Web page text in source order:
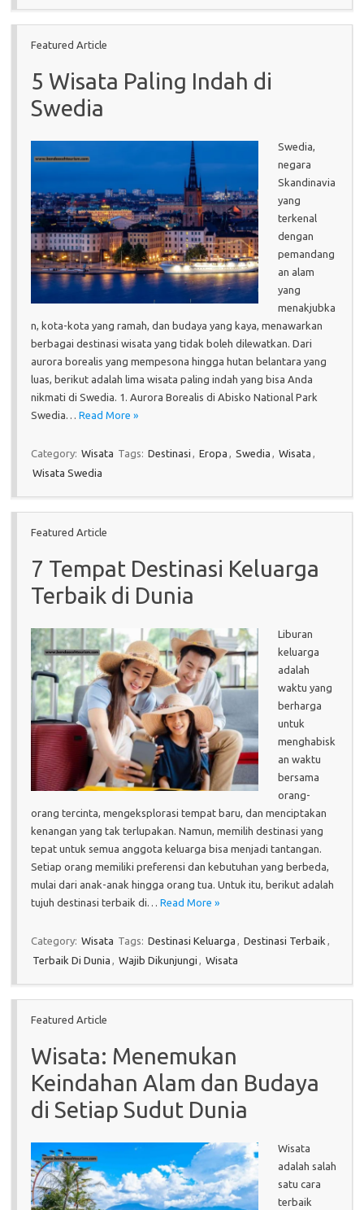
Featured Article
5 Wisata Paling Indah di
Swedia
Swedia,
negara
Skandinavia
yang
terkenal
dengan
pemandang
an alam
yang
menakjubka
n, kota-kota yang ramah, dan budaya yang kaya, menawarkan
berbagai destinasi wisata yang tidak boleh dilewatkan. Dari
aurora borealis yang mempesona hingga hutan belantara yang
luas, berikut adalah lima wisata paling indah yang bisa Anda
nikmati di Swedia. 1. Aurora Borealis di Abisko National Park
Swedia… Read More »
Category: Wisata Tags: Destinasi , Eropa , Swedia , Wisata ,
Wisata Swedia
Featured Article
7 Tempat Destinasi Keluarga
Terbaik di Dunia
Liburan
keluarga
adalah
waktu yang
berharga
untuk
menghabisk
an waktu
bersama
orang-
orang tercinta, mengeksplorasi tempat baru, dan menciptakan
kenangan yang tak terlupakan. Namun, memilih destinasi yang
tepat untuk semua anggota keluarga bisa menjadi tantangan.
Setiap orang memiliki preferensi dan kebutuhan yang berbeda,
mulai dari anak-anak hingga orang tua. Untuk itu, berikut adalah
tujuh destinasi terbaik di… Read More »
Category: Wisata Tags: Destinasi Keluarga , Destinasi Terbaik ,
Terbaik Di Dunia , Wajib Dikunjungi , Wisata
Featured Article
Wisata: Menemukan
Keindahan Alam dan Budaya
di Setiap Sudut Dunia
Wisata
adalah salah
satu cara
terbaik